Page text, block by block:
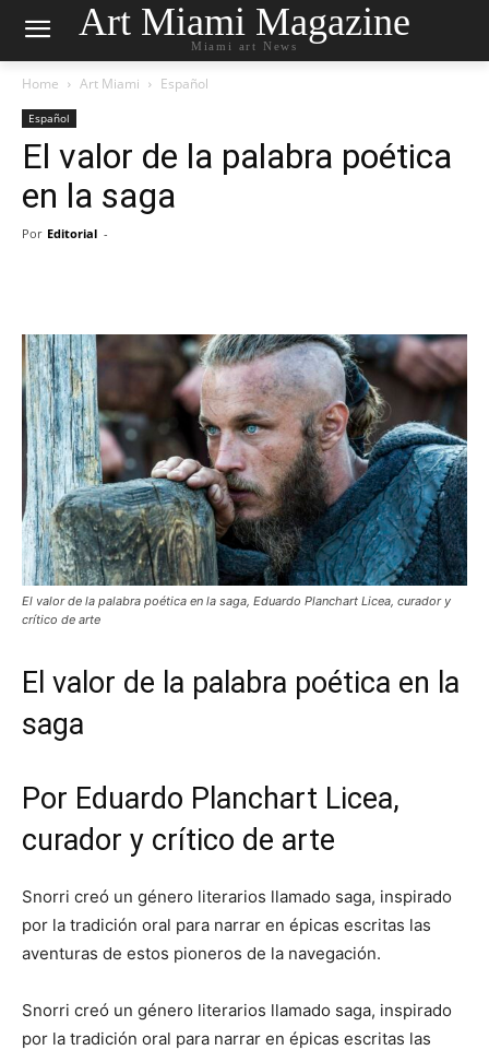
Art Miami Magazine
Miami art News
Home Art Miami Español
Español
El valor de la palabra poética
en la saga
Por Editorial -
El valor de la palabra poética en la saga, Eduardo Planchart Licea, curador y
crítico de arte
El valor de la palabra poética en la
saga
Por Eduardo Planchart Licea,
curador y crítico de arte
Snorri creó un género literarios llamado saga, inspirado
por la tradición oral para narrar en épicas escritas las
aventuras de estos pioneros de la navegación.
Snorri creó un género literarios llamado saga, inspirado
por la tradición oral para narrar en épicas escritas las